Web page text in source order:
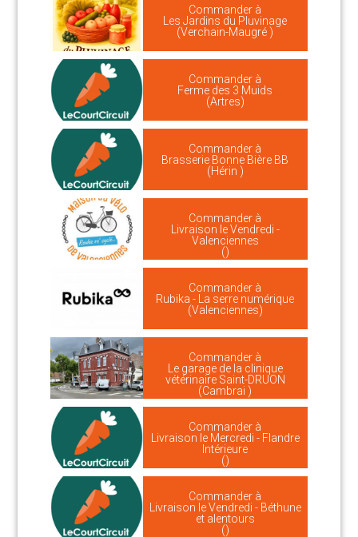
Commander à
Les Jardins du Pluvinage
(Verchain-Maugré )
Commander à
Ferme des 3 Muids
(Artres)
Commander à
Brasserie Bonne Bière BB
(Hérin )
Commander à
Livraison le Vendredi -
Valenciennes
()
Commander à
Rubika - La serre numérique
(Valenciennes)
Commander à
Le garage de la clinique
vétérinaire Saint-DRUON
(Cambrai )
Commander à
Livraison le Mercredi - Flandre
Intérieure
()
Commander à
Livraison le Vendredi - Béthune
et alentours
()